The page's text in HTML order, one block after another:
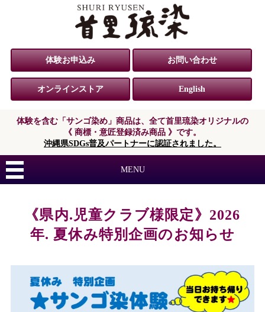
体験お申込み お問い合わせ
オンラインストア English
体験を含む「サンゴ染め」商品は、 全て首里琉染オリジナルの
《 商標・意匠登録済み商品 》です。
沖縄県SDGs普及パートナーに認証されました。
MENU
《県内.児童クラブ様限定》2026
年. 夏休み特別企画のお知らせ